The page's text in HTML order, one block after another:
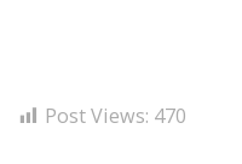
Post Views: 470